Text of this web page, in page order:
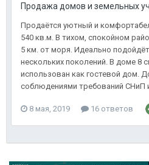
Продажа домов и земельных
Продаётся уютный и
540 кв.м. В тихом, спокойном
5 км. от моря. Идеально
нескольких поколений. В доме 8
использован как гостевой дом.
соблюдениями требований СНиП
8 мая, 2019 16 ответов